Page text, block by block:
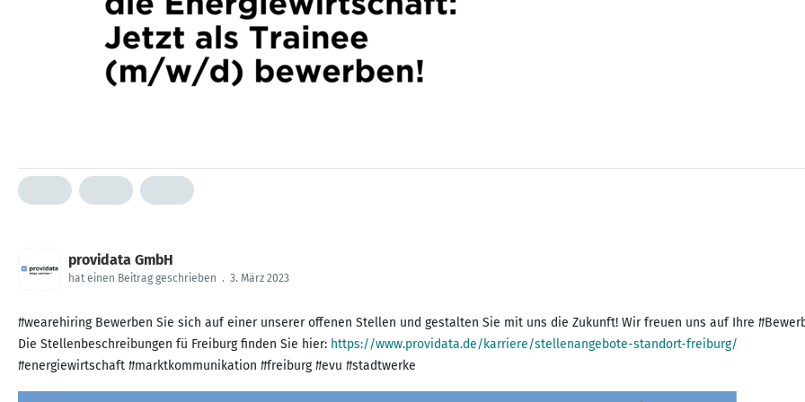
providata GmbH
hat einen Beitrag geschrieben . 3. März 2023
#wearehiring Bewerben Sie sich auf einer unserer offenen Stellen und gestalten Sie mit uns die Zukunft! Wir freuen uns auf Ihre
Die Stellenbeschreibungen fü Freiburg finden Sie hier: https://www.providata.de/karriere/stellenangebote-standort-freiburg/
#energiewirtschaft #marktkommunikation #freiburg #evu #stadtwerke